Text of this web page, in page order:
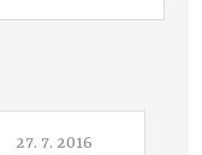
27. 7. 2016